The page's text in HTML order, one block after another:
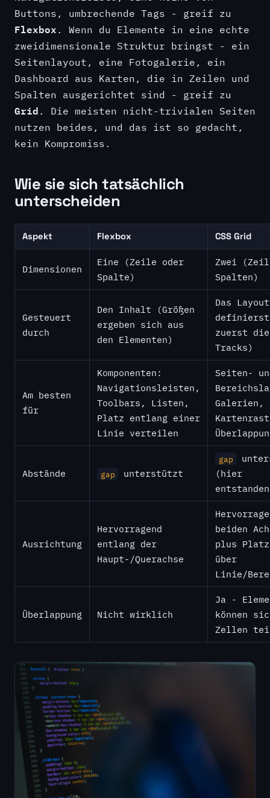
Buttons, umbrechende Tags - greif zu
Flexbox. Wenn du Elemente in eine echte
zweidimensionale Struktur bringst - ein
Seitenlayout, eine Fotogalerie, ein
Dashboard aus Karten, die in Zeilen und
Spalten ausgerichtet sind - greif zu
Grid. Die meisten nicht-trivialen Seiten
nutzen beides, und das ist so gedacht,
kein Kompromiss.
Wie sie sich tatsächlich
unterscheiden
Aspekt Flexbox CSS Grid
Dimensionen
Eine (Zeile oder
Spalte)
Zwei
Spalten)
Gesteuert
durch
Den Inhalt (Größen
ergeben sich aus
den Elementen)
Das
definierst
zuerst die
Tracks)
Am besten
für
Komponenten:
Navigationsleisten,
Toolbars, Listen,
Platz entlang einer
Linie verteilen
Seiten-
Galerien,
Abstände gap unterstützt
gap
(hier
Ausrichtung
Hervorragend
entlang der
Haupt-/Querachse
beiden
plus
über
Linie/
Überlappung Nicht wirklich
Ja -
können
Zellen